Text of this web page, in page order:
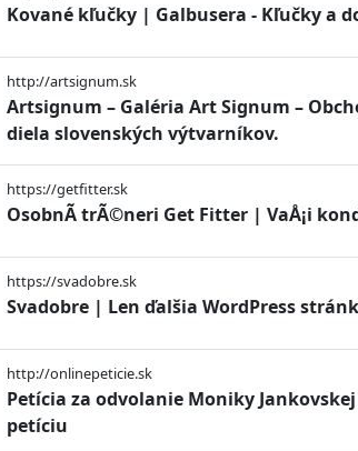
Kované kľučky | Galbusera - Kľučky a
http://artsignum.sk
Artsignum – Galéria Art Signum –
diela slovenských výtvarníkov.
https://getfitter.sk
OsobnÃ­ trÃ©neri Get Fitter | VaÅ¡i
https://svadobre.sk
Svadobre | Len ďalšia WordPress
http://onlinepeticie.sk
Petícia za odvolanie Moniky
petíciu